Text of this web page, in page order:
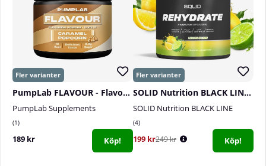
PumpLab FLAVOUR - Flavouring Powder, 60 serv.
PumpLab Supplements
1
189 kr Köp!
SOLID Nutrition BLACK LINE Rehydrate, 270 g
SOLID Nutrition BLACK LINE
4
199 kr249 kr Köp!